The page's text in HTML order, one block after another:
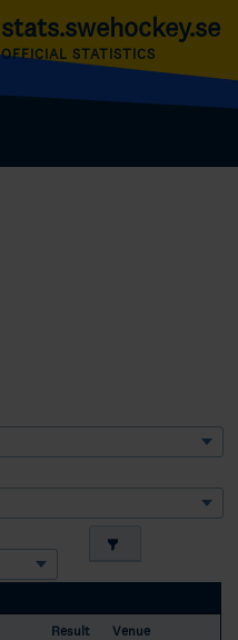
stats.swehockey.se
OFFICIAL STATISTICS
Result Venue